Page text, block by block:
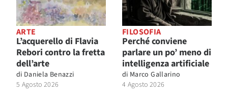
ARTE
L’acquerello di Flavia
Rebori contro la fretta
dell’arte
di Daniela Benazzi
5 Agosto 2026
FILOSOFIA
Perché conviene
parlare un po’ meno di
intelligenza artificiale
di Marco Gallarino
4 Agosto 2026